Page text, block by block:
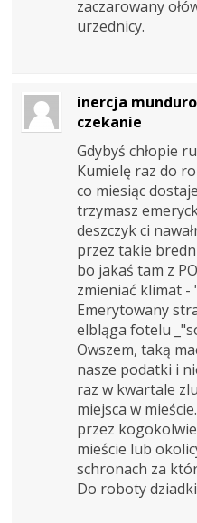
zaczarowany
urzednicy.
inercja
czekanie
Gdybyś chłopie
Kumielę raz do
co miesiąc
trzymasz
deszczyk ci
przez takie
bo jakaś tam z
zmieniać klimat -
Emerytowany
elbląga fotelu
Owszem, taką
nasze podatki i
raz w kwartale
miejsca w
przez
mieście lub
schronach za
Do roboty